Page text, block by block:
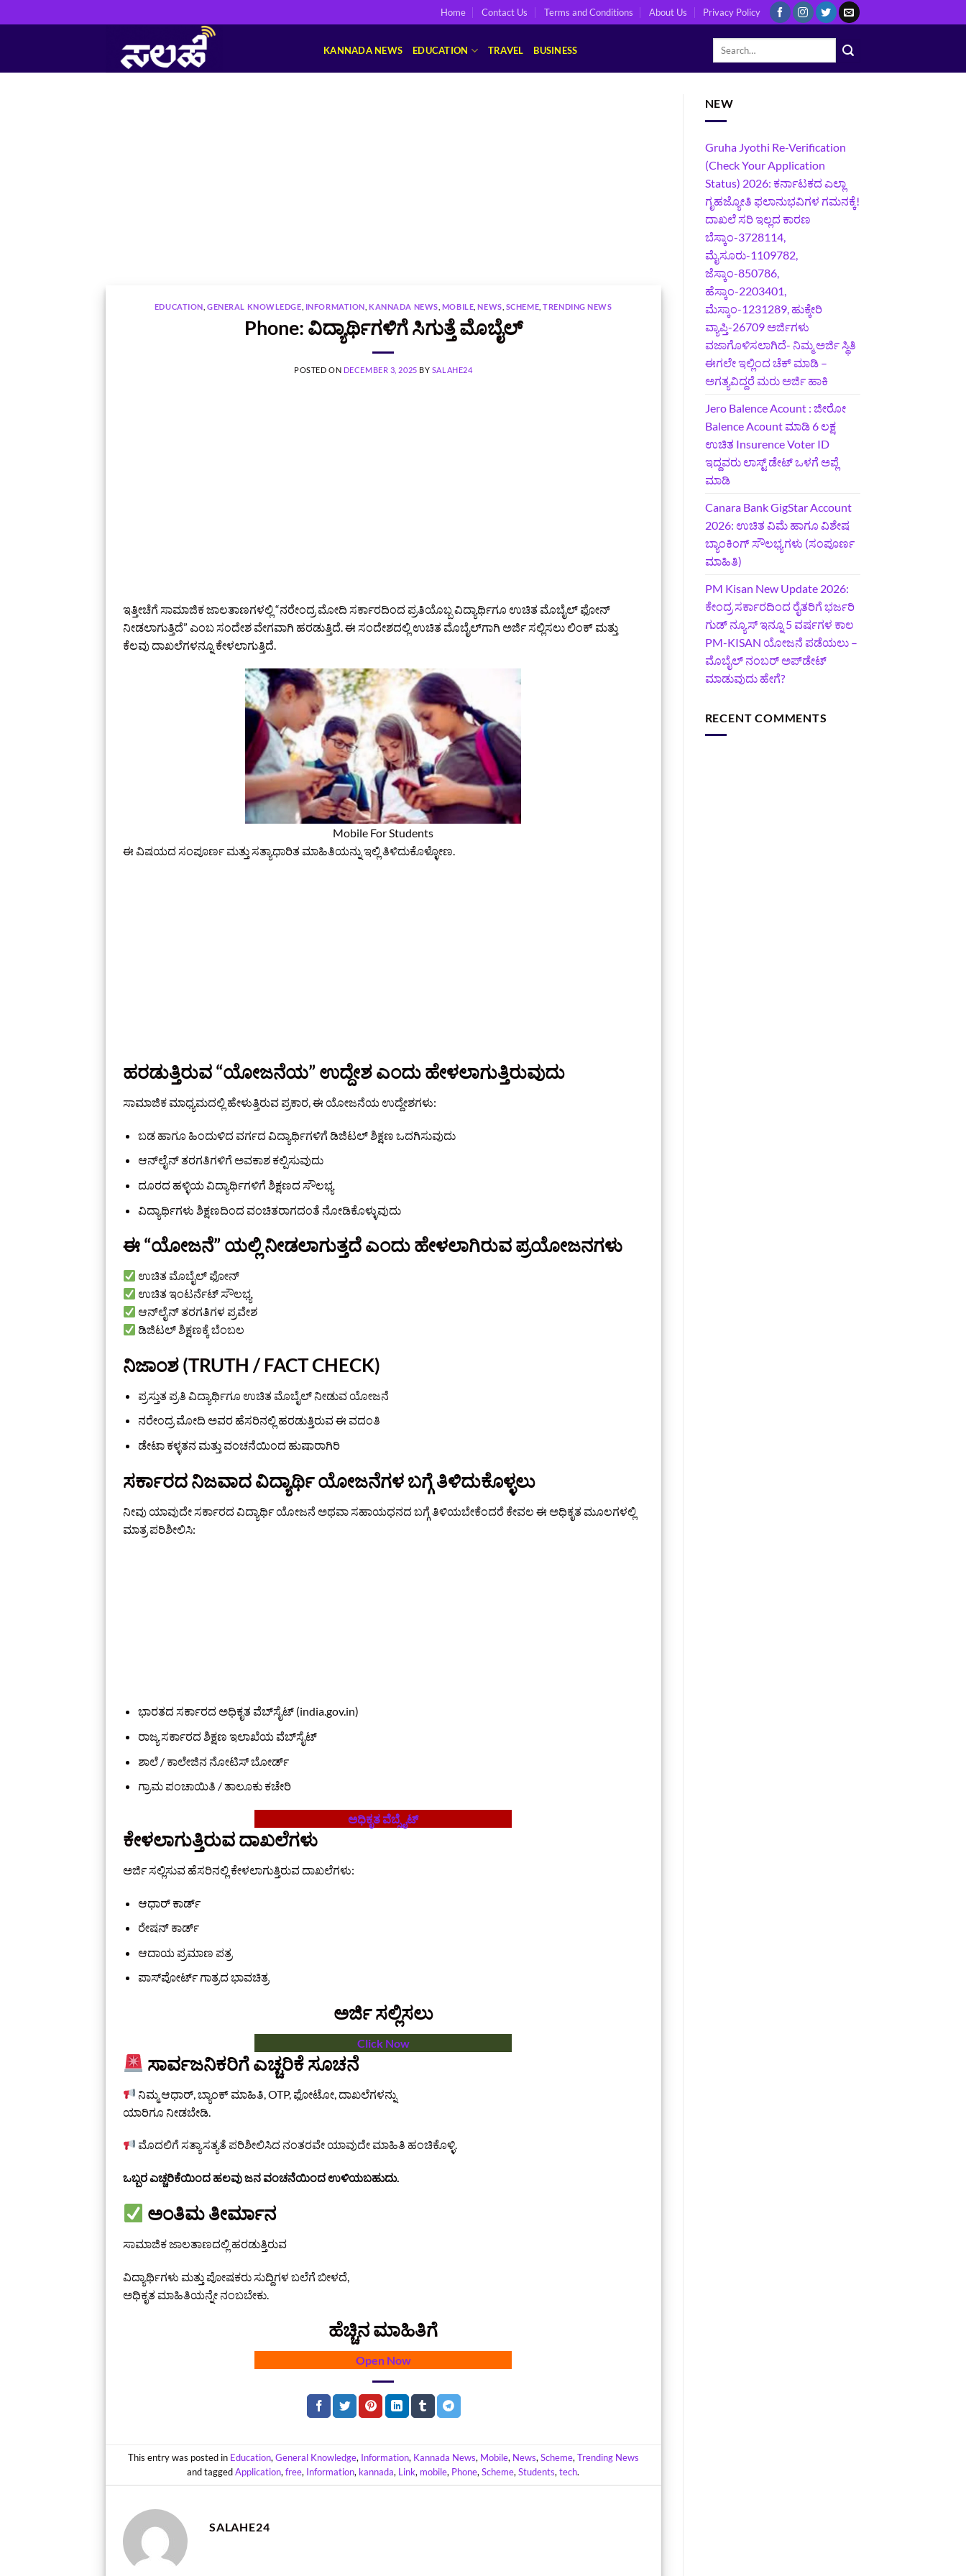
to
Home Contact Us Terms and Conditions About Us Privacy Policy
KANNADA NEWS EDUCATION TRAVEL BUSINESS
EDUCATION ,GENERAL KNOWLEDGE INFORMATION ,KANNADA NEWS MOBILE ,NEWS SCHEME ,TRENDING NEWS
Phone: ವಿದ್ಯಾರ್ಥಿಗಳಿಗೆ ಸಿಗುತ್ತೆ ಮೊಬೈಲ್
POSTED ON DECEMBER 3, 2025 BY SALAHE24
ಇತ್ತೀಚೆಗೆ ಸಾಮಾಜಿಕ ಜಾಲತಾಣಗಳಲ್ಲಿ “ನರೇಂದ್ರ ಮೋದಿ ಸರ್ಕಾರದಿಂದ ಪ್ರತಿಯೊಬ್ಬ ವಿದ್ಯಾರ್ಥಿಗೂ ಉಚಿತ ಮೊಬೈಲ್ ಫೋನ್
ನೀಡಲಾಗುತ್ತಿದೆ” ಎಂಬ ಸಂದೇಶ ವೇಗವಾಗಿ ಹರಡುತ್ತಿದೆ. ಈ ಸಂದೇಶದಲ್ಲಿ ಉಚಿತ ಮೊಬೈಲ್‌ಗಾಗಿ ಅರ್ಜಿ ಸಲ್ಲಿಸಲು ಲಿಂಕ್ ಮತ್ತು
ಕೆಲವು ದಾಖಲೆಗಳನ್ನೂ ಕೇಳಲಾಗುತ್ತಿದೆ.
Mobile For Students
ಈ ವಿಷಯದ ಸಂಪೂರ್ಣ ಮತ್ತು ಸತ್ಯಾಧಾರಿತ ಮಾಹಿತಿಯನ್ನು ಇಲ್ಲಿ ತಿಳಿದುಕೊಳ್ಳೋಣ.
ಹರಡುತ್ತಿರುವ “ಯೋಜನೆಯ” ಉದ್ದೇಶ ಎಂದು ಹೇಳಲಾಗುತ್ತಿರುವುದು
ಸಾಮಾಜಿಕ ಮಾಧ್ಯಮದಲ್ಲಿ ಹೇಳುತ್ತಿರುವ ಪ್ರಕಾರ, ಈ ಯೋಜನೆಯ ಉದ್ದೇಶಗಳು:
ಬಡ ಹಾಗೂ ಹಿಂದುಳಿದ ವರ್ಗದ ವಿದ್ಯಾರ್ಥಿಗಳಿಗೆ ಡಿಜಿಟಲ್ ಶಿಕ್ಷಣ ಒದಗಿಸುವುದು
ಆನ್‌ಲೈನ್ ತರಗತಿಗಳಿಗೆ ಅವಕಾಶ ಕಲ್ಪಿಸುವುದು
ದೂರದ ಹಳ್ಳಿಯ ವಿದ್ಯಾರ್ಥಿಗಳಿಗೆ ಶಿಕ್ಷಣದ ಸೌಲಭ್ಯ
ವಿದ್ಯಾರ್ಥಿಗಳು ಶಿಕ್ಷಣದಿಂದ ವಂಚಿತರಾಗದಂತೆ ನೋಡಿಕೊಳ್ಳುವುದು
ಈ “ಯೋಜನೆ” ಯಲ್ಲಿ ನೀಡಲಾಗುತ್ತದೆ ಎಂದು ಹೇಳಲಾಗಿರುವ ಪ್ರಯೋಜನಗಳು
ಉಚಿತ ಮೊಬೈಲ್ ಫೋನ್
ಉಚಿತ ಇಂಟರ್ನೆಟ್ ಸೌಲಭ್ಯ
ಆನ್‌ಲೈನ್ ತರಗತಿಗಳ ಪ್ರವೇಶ
ಡಿಜಿಟಲ್ ಶಿಕ್ಷಣಕ್ಕೆ ಬೆಂಬಲ
ನಿಜಾಂಶ (TRUTH / FACT CHECK)
ಪ್ರಸ್ತುತ ಪ್ರತಿ ವಿದ್ಯಾರ್ಥಿಗೂ ಉಚಿತ ಮೊಬೈಲ್ ನೀಡುವ ಯೋಜನೆ
ನರೇಂದ್ರ ಮೋದಿ ಅವರ ಹೆಸರಿನಲ್ಲಿ ಹರಡುತ್ತಿರುವ ಈ ವದಂತಿ
ಡೇಟಾ ಕಳ್ಳತನ ಮತ್ತು ವಂಚನೆಯಿಂದ ಹುಷಾರಾಗಿರಿ
ಸರ್ಕಾರದ ನಿಜವಾದ ವಿದ್ಯಾರ್ಥಿ ಯೋಜನೆಗಳ ಬಗ್ಗೆ ತಿಳಿದುಕೊಳ್ಳಲು
ನೀವು ಯಾವುದೇ ಸರ್ಕಾರದ ವಿದ್ಯಾರ್ಥಿ ಯೋಜನೆ ಅಥವಾ ಸಹಾಯಧನದ ಬಗ್ಗೆ ತಿಳಿಯಬೇಕೆಂದರೆ ಕೇವಲ ಈ ಅಧಿಕೃತ ಮೂಲಗಳಲ್ಲಿ
ಮಾತ್ರ ಪರಿಶೀಲಿಸಿ:
ಭಾರತದ ಸರ್ಕಾರದ ಅಧಿಕೃತ ವೆಬ್‌ಸೈಟ್ (india.gov.in)
ರಾಜ್ಯ ಸರ್ಕಾರದ ಶಿಕ್ಷಣ ಇಲಾಖೆಯ ವೆಬ್‌ಸೈಟ್
ಶಾಲೆ / ಕಾಲೇಜಿನ ನೋಟಿಸ್ ಬೋರ್ಡ್
ಗ್ರಾಮ ಪಂಚಾಯಿತಿ / ತಾಲೂಕು ಕಚೇರಿ
ಅಧಿಕೃತ ವೆಬ್ಸೈಟ್
ಕೇಳಲಾಗುತ್ತಿರುವ ದಾಖಲೆಗಳು
ಅರ್ಜಿ ಸಲ್ಲಿಸುವ ಹೆಸರಿನಲ್ಲಿ ಕೇಳಲಾಗುತ್ತಿರುವ ದಾಖಲೆಗಳು:
ಆಧಾರ್ ಕಾರ್ಡ್
ರೇಷನ್ ಕಾರ್ಡ್
ಆದಾಯ ಪ್ರಮಾಣ ಪತ್ರ
ಪಾಸ್‌ಪೋರ್ಟ್ ಗಾತ್ರದ ಭಾವಚಿತ್ರ
ಅರ್ಜಿ ಸಲ್ಲಿಸಲು
Click Now
ಸಾರ್ವಜನಿಕರಿಗೆ ಎಚ್ಚರಿಕೆ ಸೂಚನೆ
ನಿಮ್ಮ ಆಧಾರ್, ಬ್ಯಾಂಕ್ ಮಾಹಿತಿ, OTP, ಫೋಟೋ, ದಾಖಲೆಗಳನ್ನು
ಯಾರಿಗೂ ನೀಡಬೇಡಿ.
ಮೊದಲಿಗೆ ಸತ್ಯಾಸತ್ಯತೆ ಪರಿಶೀಲಿಸಿದ ನಂತರವೇ ಯಾವುದೇ ಮಾಹಿತಿ ಹಂಚಿಕೊಳ್ಳಿ.
ಒಬ್ಬರ ಎಚ್ಚರಿಕೆಯಿಂದ ಹಲವು ಜನ ವಂಚನೆಯಿಂದ ಉಳಿಯಬಹುದು.
ಅಂತಿಮ ತೀರ್ಮಾನ
ಸಾಮಾಜಿಕ ಜಾಲತಾಣದಲ್ಲಿ ಹರಡುತ್ತಿರುವ
ವಿದ್ಯಾರ್ಥಿಗಳು ಮತ್ತು ಪೋಷಕರು ಸುದ್ದಿಗಳ ಬಲೆಗೆ ಬೀಳದೆ,
ಅಧಿಕೃತ ಮಾಹಿತಿಯನ್ನೇ ನಂಬಬೇಕು.
ಹೆಚ್ಚಿನ ಮಾಹಿತಿಗೆ
Open Now
This entry was posted in Education, General Knowledge, Information, Kannada News, Mobile, News, Scheme, Trending News
and taggedApplication,free, Information, kannada, Link, mobile, Phone,Scheme,Students,tech.
SALAHE24
NEW
Gruha Jyothi Re-Verification
(Check Your Application
Status) 2026: ಕರ್ನಾಟಕದ ಎಲ್ಲಾ
ಗೃಹಜ್ಯೋತಿ ಫಲಾನುಭವಿಗಳ ಗಮನಕ್ಕೆ!
ದಾಖಲೆ ಸರಿ ಇಲ್ಲದ ಕಾರಣ
ಬೆಸ್ಕಾಂ-3728114,
ಮೈಸೂರು-1109782,
ಜೆಸ್ಕಾಂ-850786,
ಹೆಸ್ಕಾಂ-2203401,
ಮೆಸ್ಕಾಂ-1231289, ಹುಕ್ಕೇರಿ
ವ್ಯಾಪ್ತಿ-26709 ಅರ್ಜಿಗಳು
ವಜಾಗೊಳಿಸಲಾಗಿದೆ- ನಿಮ್ಮ ಅರ್ಜಿ ಸ್ಥಿತಿ
ಈಗಲೇ ಇಲ್ಲಿಂದ ಚೆಕ್ ಮಾಡಿ –
ಅಗತ್ಯವಿದ್ದರೆ ಮರು ಅರ್ಜಿ ಹಾಕಿ
Jero Balence Acount : ಜೀರೋ
Balence Acount ಮಾಡಿ 6 ಲಕ್ಷ
ಉಚಿತ Insurence Voter ID
ಇದ್ದವರು ಲಾಸ್ಟ್‌ ಡೇಟ್‌ ಒಳಗೆ ಅಪ್ಲೆ
ಮಾಡಿ
Canara Bank GigStar Account
2026: ಉಚಿತ ವಿಮೆ ಹಾಗೂ ವಿಶೇಷ
ಬ್ಯಾಂಕಿಂಗ್ ಸೌಲಭ್ಯಗಳು (ಸಂಪೂರ್ಣ
ಮಾಹಿತಿ)
PM Kisan New Update 2026:
ಕೇಂದ್ರ ಸರ್ಕಾರದಿಂದ ರೈತರಿಗೆ ಭರ್ಜರಿ
ಗುಡ್‌ ನ್ಯೂಸ್ ಇನ್ನೂ 5 ವರ್ಷಗಳ ಕಾಲ
PM-KISAN ಯೋಜನೆ ಪಡೆಯಲು –
ಮೊಬೈಲ್ ನಂಬರ್ ಅಪ್‌ಡೇಟ್
ಮಾಡುವುದು ಹೇಗೆ?
RECENT COMMENTS